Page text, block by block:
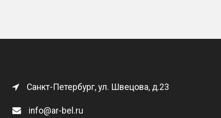
Санкт-Петербург, ул. Швецова, д.23
info@ar-bel.ru